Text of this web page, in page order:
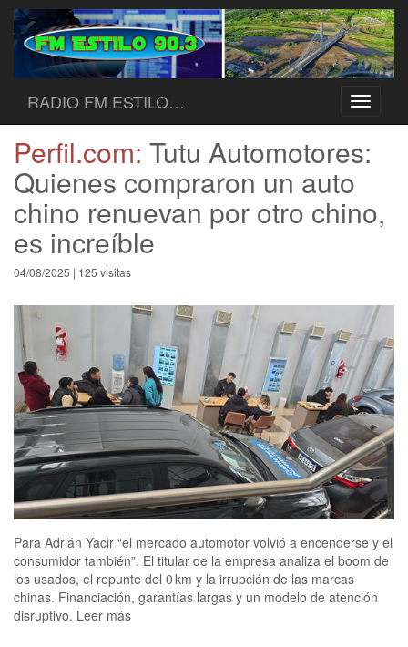
Toggle
RADIO FM ESTILO…
Perfil.com: Tutu Automotores:
Quienes compraron un auto
chino renuevan por otro chino,
es increíble
04/08/2025 | 125 visitas
Para Adrián Yacir “el mercado automotor volvió a encenderse y el
consumidor también”. El titular de la empresa analiza el boom de
los usados, el repunte del 0 km y la irrupción de las marcas
chinas. Financiación, garantías largas y un modelo de atención
disruptivo. Leer más